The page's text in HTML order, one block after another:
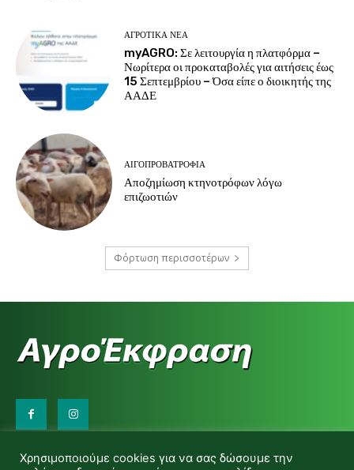
ΑΓΡΟΤΙΚΆ ΝΈΑ
myAGRO: Σε λειτουργία η πλατφόρμα –
Νωρίτερα οι προκαταβολές για αιτήσεις έως
15 Σεπτεμβρίου – Όσα είπε ο διοικητής της
ΑΑΔΕ
ΑΙΓΟΠΡΟΒΑΤΡΟΦΊΑ
Αποζημίωση κτηνοτρόφων λόγω
επιζωοτιών
Φόρτωση περισσοτέρων
d.makas@yahoo.gr
Χρησιμοποιούμε cookies για να σας δώσουμε την